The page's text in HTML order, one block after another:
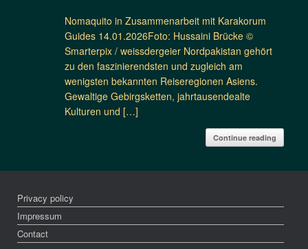
Nomaquito in Zusammenarbeit mit Karakorum
Guides 14.01.2026Foto: Hussaini Brücke ©
Smarterpix / weissdergeier Nordpakistan gehört
zu den faszinierendsten und zugleich am
wenigsten bekannten Reiseregionen Asiens.
Gewaltige Gebirgsketten, jahrtausendealte
Kulturen und […]
Continue reading
Privacy policy
Impressum
Contact